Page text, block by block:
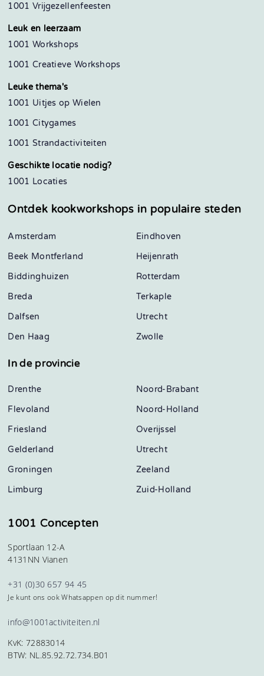
1001 Vrijgezellenfeesten
Leuk en leerzaam
1001 Workshops
1001 Creatieve Workshops
Leuke thema's
1001 Uitjes op Wielen
1001 Citygames
1001 Strandactiviteiten
Geschikte locatie nodig?
1001 Locaties
Ontdek kookworkshops in populaire steden
Amsterdam
Beek Montferland
Biddinghuizen
Breda
Dalfsen
Den Haag
Eindhoven
Heijenrath
Rotterdam
Terkaple
Utrecht
Zwolle
In de provincie
Drenthe
Flevoland
Friesland
Gelderland
Groningen
Limburg
Noord-Brabant
Noord-Holland
Overijssel
Utrecht
Zeeland
Zuid-Holland
1001 Concepten
Sportlaan 12-A
4131NN Vianen
+31 (0)30 657 94 45
Je kunt ons ook Whatsappen op dit nummer!
info@1001activiteiten.nl
KvK: 72883014
BTW: NL.85.92.72.734.B01